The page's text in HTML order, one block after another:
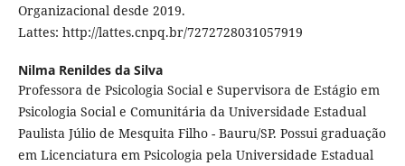
Organizacional desde 2019.
Lattes: http://lattes.cnpq.br/7272728031057919
Nilma Renildes da Silva
Professora de Psicologia Social e Supervisora de Estágio em
Psicologia Social e Comunitária da Universidade Estadual
Paulista Júlio de Mesquita Filho - Bauru/SP. Possui graduação
em Licenciatura em Psicologia pela Universidade Estadual